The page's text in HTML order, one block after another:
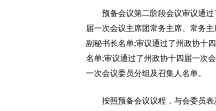
预备会议第二阶段会议审议通过
届一次会议主席团常务主席、常务
副秘书长名单;审议通过了州政协十
名单;审议通过了州政协十四届一次
一次会议委员分组及召集人名单。
按照预备会议议程，与会委员表